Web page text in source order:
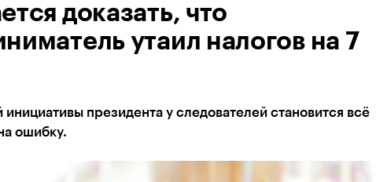
доказать, что
утаил налогов на 7
президента у следователей становится всё
ошибку.